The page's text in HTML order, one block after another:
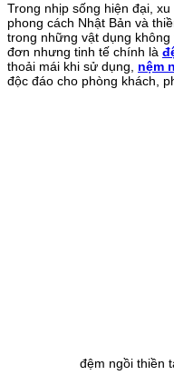
Trong nhịp sống hiện đại,
phong cách Nhật Bản và
trong những vật dụng
đơn nhưng tinh tế chính là
thoải mái khi sử dụng, nệm
độc đáo cho phòng khách,
đệm ngồi thiền